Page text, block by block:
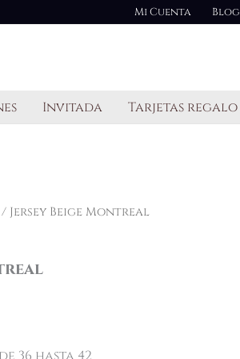
Mi Cuenta Blog
Invitada Tarjetas regalo
Jersey Beige Montreal